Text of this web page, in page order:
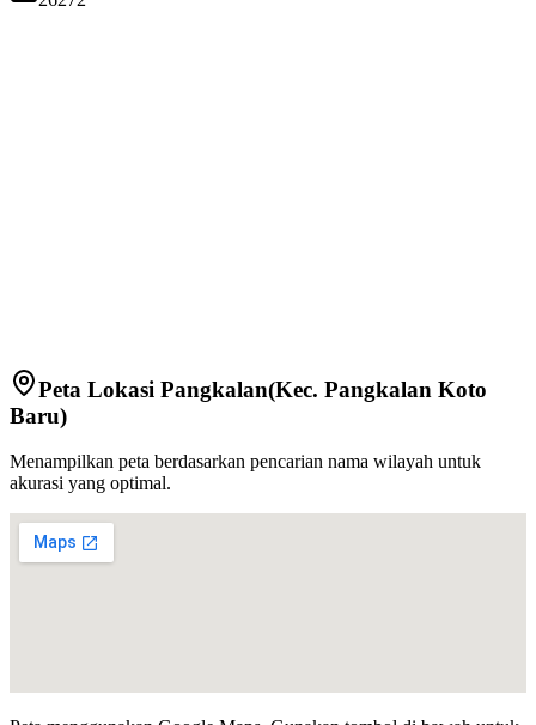
Peta Lokasi Pangkalan(Kec. Pangkalan Koto
Baru)
Menampilkan peta berdasarkan pencarian nama wilayah untuk
akurasi yang optimal.